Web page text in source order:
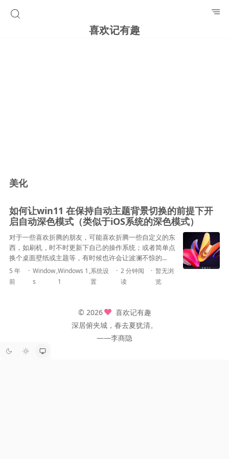
喜欢记有趣
美化
如何让win11 在保持自动主题背景切换的前提下开
启自动深色模式（类似于iOS系统的深色模式）
对于一些喜欢折腾的朋友，可能喜欢折腾一些自定义的东
西，如刷机，时不时更新下自己的操作系统；或者简单点
换个桌面壁纸或主题等，有时候也许会让波澜不惊的...
5 年
前
Window
s
,Windows 1
1
,系统设
置
2 分钟阅
读
暂无浏
览
© 2026
喜欢记有趣
深居俯夹城，春去夏犹清。
——李商隐